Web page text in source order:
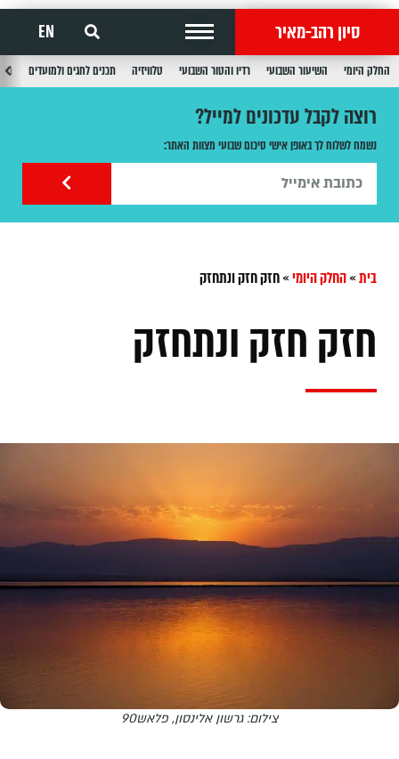
סיון רהב-מאיר EN
החלק היומי השיעור השבועי רדיו והטור השבועי טלוויזיה תכנים לחגים ולמועדים
רוצה לקבל עדכונים למייל?
נשמח לשלוח לך באופן אישי סיכום שבועי מצוות האתר:
בית»החלק היומי»חזק חזק ונתחזק
חזק חזק ונתחזק
צילום: גרשון אלינסון, פלאש90